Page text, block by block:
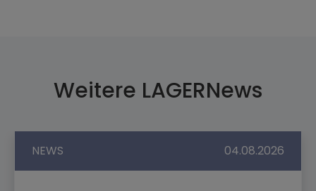
Weitere LAGERNews
NEWS 04.08.2026